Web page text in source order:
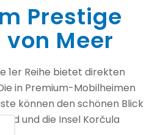
Prestige
von Meer
1er Reihe bietet direkten
in Premium-Mobilheimen
können den schönen Blick
und die Insel Korčula